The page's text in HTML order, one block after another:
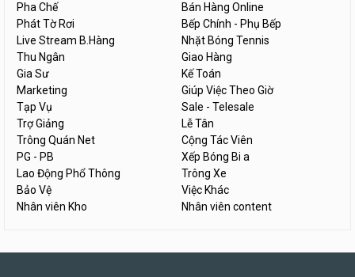
Pha Chế
Bán Hàng Online
Phát Tờ Rơi
Bếp Chính - Phụ Bếp
Live Stream B.Hàng
Nhặt Bóng Tennis
Thu Ngân
Giao Hàng
Gia Sư
Kế Toán
Marketing
Giúp Việc Theo Giờ
Tạp Vụ
Sale - Telesale
Trợ Giảng
Lễ Tân
Trông Quán Net
Cộng Tác Viên
PG - PB
Xếp Bóng Bi a
Lao Động Phổ Thông
Trông Xe
Bảo Vệ
Việc Khác
Nhân viên Kho
Nhân viên content